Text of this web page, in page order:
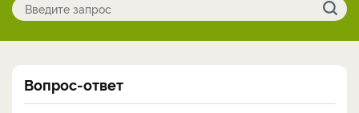
Вопрос-ответ